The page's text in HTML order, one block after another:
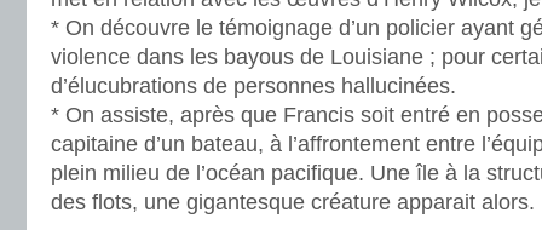
* On découvre le témoignage d’un policier ayant
violence dans les bayous de Louisiane ; pour
d’élucubrations de personnes hallucinées.
* On assiste, après que Francis soit entré en
capitaine d’un bateau, à l’affrontement entre
plein milieu de l’océan pacifique. Une île à la
des flots, une gigantesque créature apparait alors.